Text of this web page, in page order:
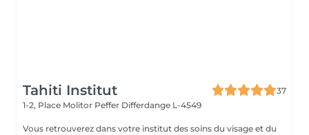
Tahiti Institut
37
1-2, Place Molitor Peffer Differdange L-4549
Vous retrouverez dans votre institut des soins du visage et du